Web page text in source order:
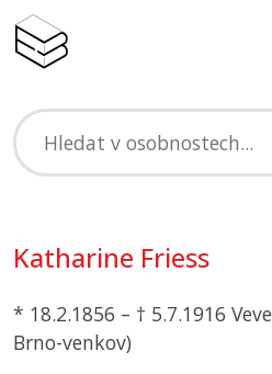
Katharine Friess
* 18.2.1856 – † 5.7.1916
Brno-venkov)